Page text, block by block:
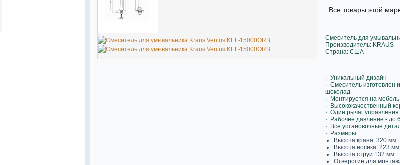
Все товары этой
Смеситель для
Производитель: KRAUS
Страна: США
· Уникальный дизайн
· Смеситель изготовлен
шоколад
· Монтируется на
· Высококачественный
· Один рычаг
· Рабочее давление - до
· Все установочные
· Размеры:
Высота крана 320 мм
Высота носика 223 мм
Высота струи 132 мм
Отверстие для